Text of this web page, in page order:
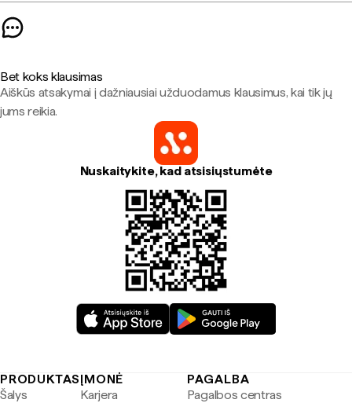
Bet koks klausimas
Aiškūs atsakymai į dažniausiai užduodamus klausimus, kai tik jų
jums reikia.
Nuskaitykite, kad atsisiųstumėte
PRODUKTAS
Šalys
ĮMONĖ
Karjera
PAGALBA
Pagalbos centras